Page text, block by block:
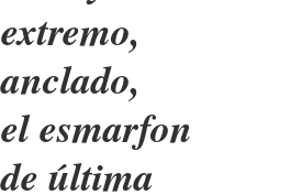
extremo,
anclado,
el esmarfon
de última